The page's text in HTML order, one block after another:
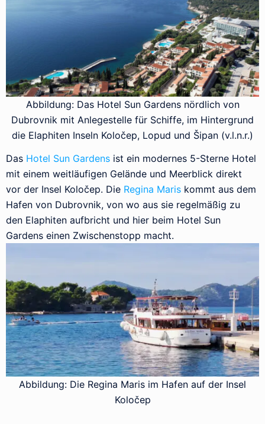
Abbildung: Das Hotel Sun Gardens nördlich von
Dubrovnik mit Anlegestelle für Schiffe, im Hintergrund
die Elaphiten Inseln Koločep, Lopud und Šipan (v.l.n.r.)
Das Hotel Sun Gardens ist ein modernes 5-Sterne Hotel
mit einem weitläufigen Gelände und Meerblick direkt
vor der Insel Koločep. Die Regina Maris kommt aus dem
Hafen von Dubrovnik, von wo aus sie regelmäßig zu
den Elaphiten aufbricht und hier beim Hotel Sun
Gardens einen Zwischenstopp macht.
Abbildung: Die Regina Maris im Hafen auf der Insel
Koločep